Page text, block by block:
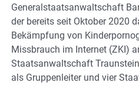
Generalstaatsanwaltschaft
der bereits seit Oktober 2020
Bekämpfung von
Missbrauch im Internet (ZKI)
Staatsanwaltschaft
als Gruppenleiter und vier